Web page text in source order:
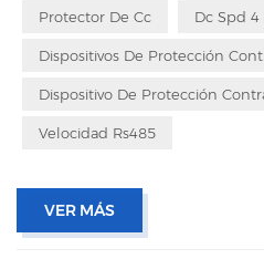
Protector De Cc Dc Spd 4
Dispositivos De Protección
Dispositivo De Protección
Velocidad Rs485
VER MÁS